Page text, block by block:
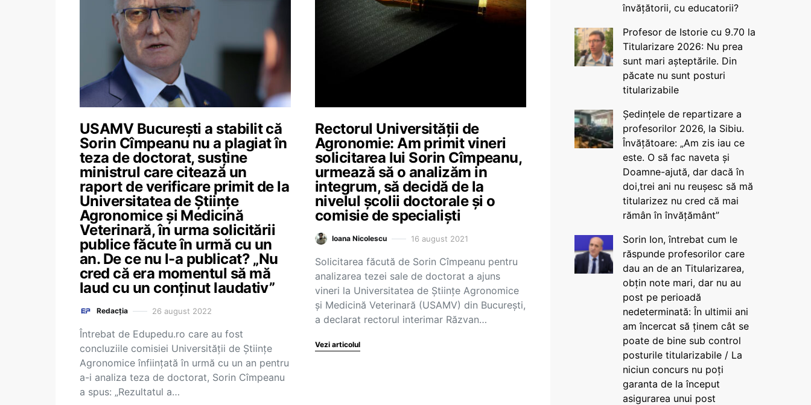
USAMV București a stabilit că
Sorin Cîmpeanu nu a plagiat în
teza de doctorat, susține
ministrul care citează un
raport de verificare primit de la
Universitatea de Științe
Agronomice și Medicină
Veterinară, în urma solicitării
publice făcute în urmă cu un
an. De ce nu l-a publicat? „Nu
cred că era momentul să mă
laud cu un conținut laudativ”
Redacția 26 august 2022
Întrebat de Edupedu.ro care au fost
concluziile comisiei Universității de Științe
Agronomice înființată în urmă cu un an pentru
a-i analiza teza de doctorat, Sorin Cîmpeanu
a spus: „Rezultatul a…
Rectorul Universității de
Agronomie: Am primit vineri
solicitarea lui Sorin Cîmpeanu,
urmează să o analizăm in
integrum, să decidă de la
nivelul școlii doctorale și o
comisie de specialiști
Ioana Nicolescu 16 august 2021
Solicitarea făcută de Sorin Cîmpeanu pentru
analizarea tezei sale de doctorat a ajuns
vineri la Universitatea de Științe Agronomice
și Medicină Veterinară (USAMV) din București,
a declarat rectorul interimar Răzvan…
Vezi articolul
învățătorii, cu educatorii?
Profesor de Istorie cu 9.70 la
Titularizare 2026: Nu prea
sunt mari așteptările. Din
păcate nu sunt posturi
titularizabile
Ședințele de repartizare a
profesorilor 2026, la Sibiu.
Învățătoare: „Am zis iau ce
este. O să fac naveta și
Doamne-ajută, dar dacă în
doi,trei ani nu reușesc să mă
titularizez nu cred că mai
rămân în învățământ”
Sorin Ion, întrebat cum le
răspunde profesorilor care
dau an de an Titularizarea,
obțin note mari, dar nu au
post pe perioadă
nedeterminată: În ultimii ani
am încercat să ținem cât se
poate de bine sub control
posturile titularizabile / La
niciun concurs nu poți
garanta de la început
asigurarea unui post